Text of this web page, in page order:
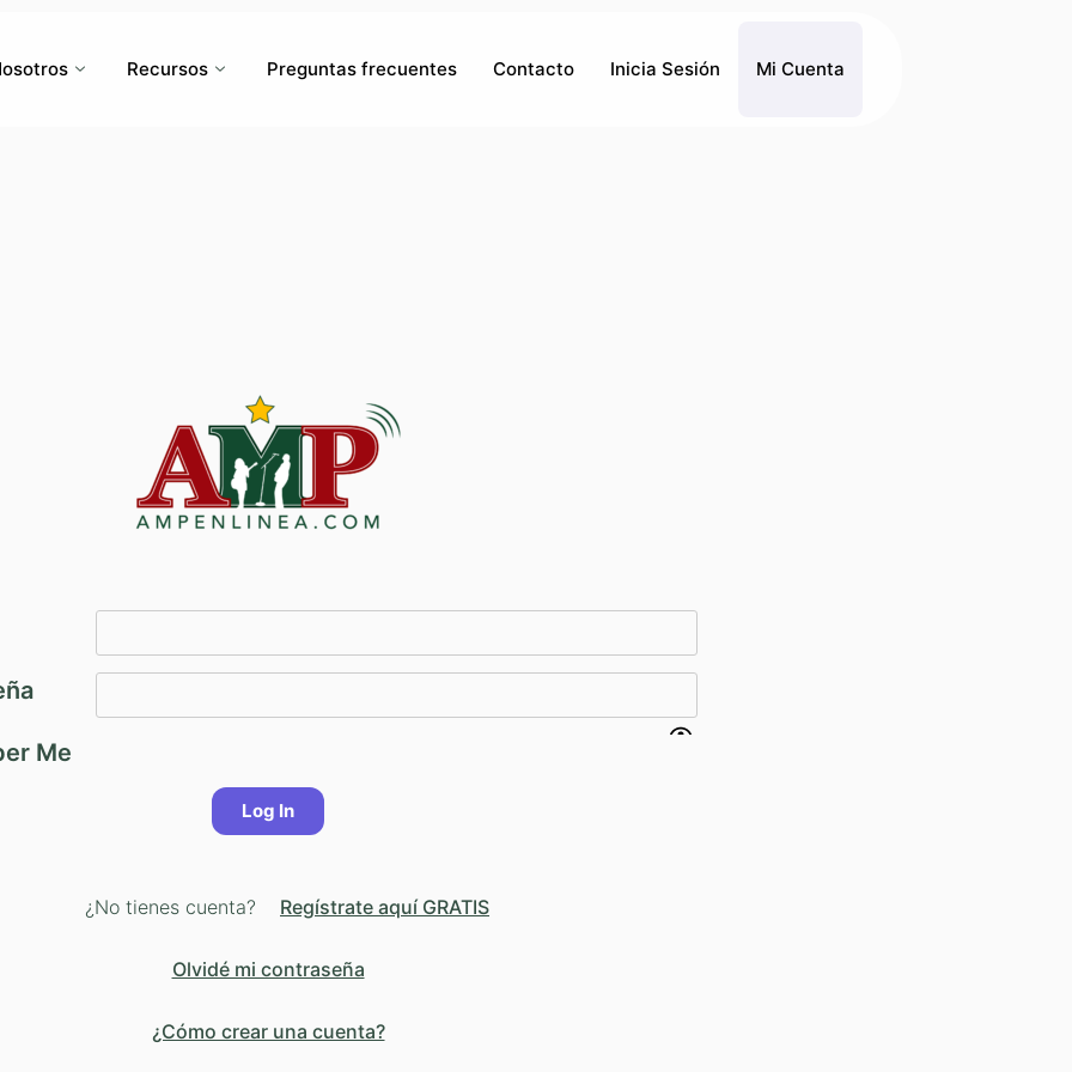
Recursos Preguntas frecuentes Contacto Inicia Sesión Mi Cuenta
Me
¿No tienes cuenta? Regístrate aquí GRATIS
Olvidé mi contraseña
¿Cómo crear una cuenta?